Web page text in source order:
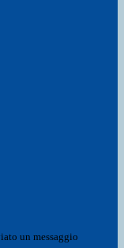
un messaggio